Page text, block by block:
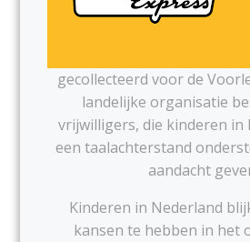
gecollecteerd voor de
landelijke organisatie
vrijwilligers, die kinderen in
een taalachterstand
aandacht
Kinderen in Nederland
kansen te hebben in het